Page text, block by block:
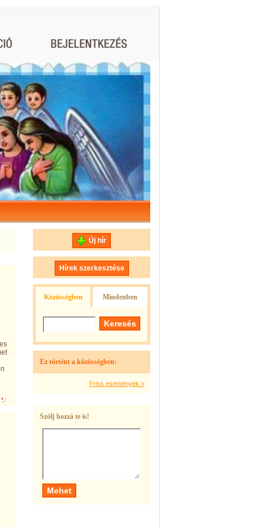
Új hír
Hírek szerkesztése
Közösségben Mindenben
Ez történt a közösségben:
Friss események »
Szólj hozzá te is!